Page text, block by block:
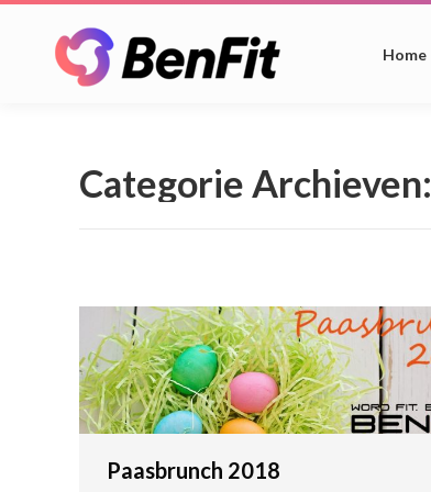
Home
Categorie Archieven:
Paasbrunch 2018